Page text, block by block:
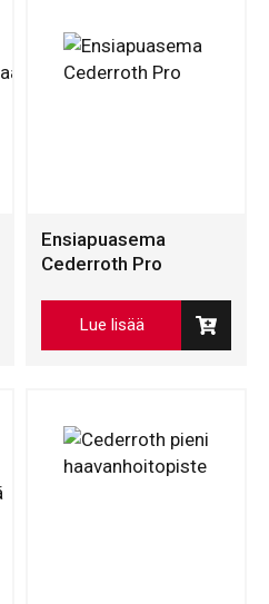
Ensiapuasema
Cederroth Pro
Lue lisää